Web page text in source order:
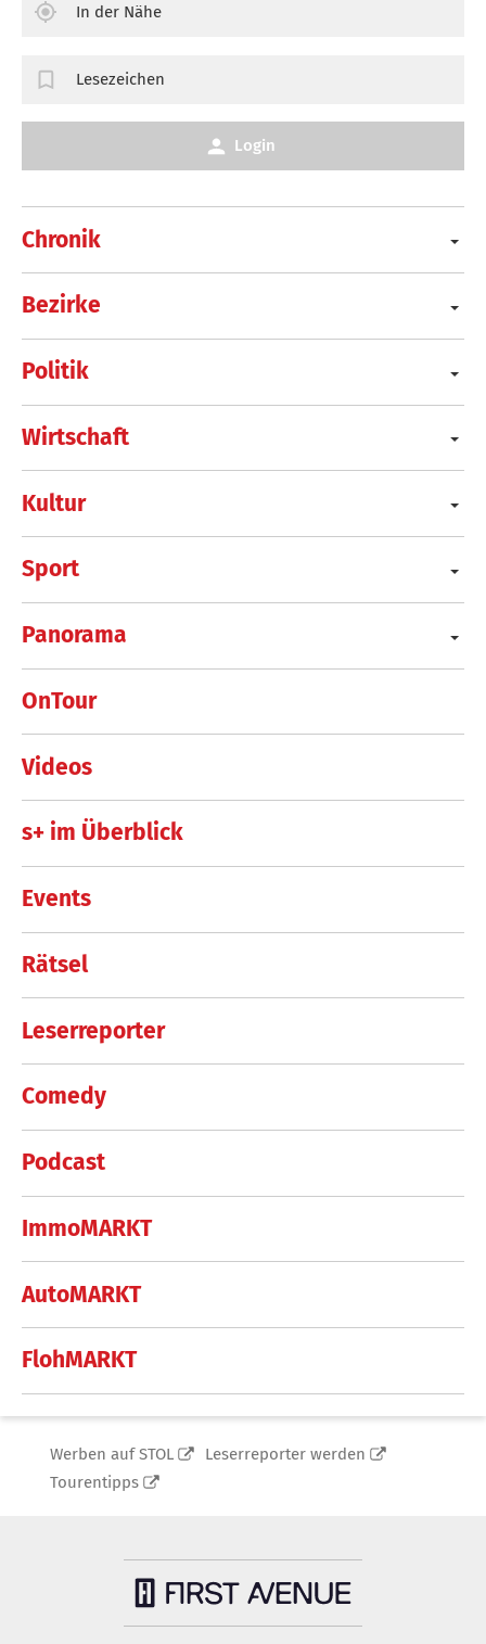
Chronik
Bezirke
Politik
Wirtschaft
Kultur
Sport
Panorama
OnTour
Videos
s+ im Überblick
Events
Rätsel
Leserreporter
Comedy
Podcast
ImmoMARKT
AutoMARKT
FlohMARKT
In der Nähe
Lesezeichen
Login
Werben auf STOL
Leserreporter werden
Tourentipps